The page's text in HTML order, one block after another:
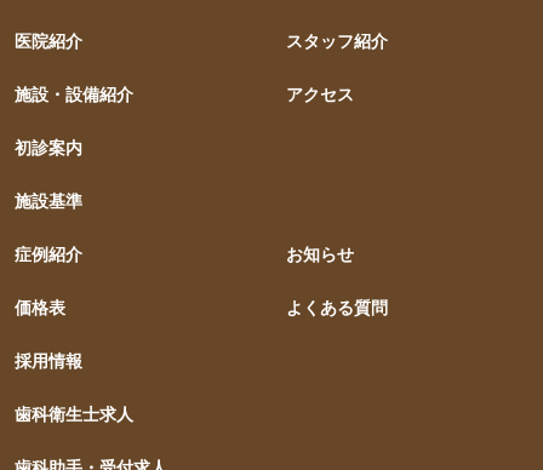
医院紹介
施設・設備紹介
初診案内
施設基準
スタッフ紹介
アクセス
症例紹介
価格表
採用情報
歯科衛生士求人
お知らせ
よくある質問